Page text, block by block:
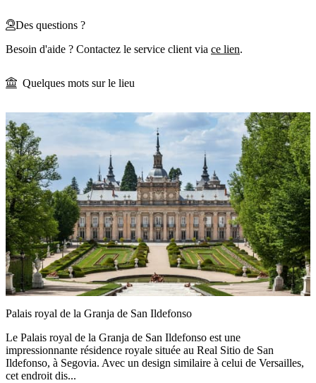
Des questions ?
Besoin d'aide ? Contactez le service client via ce lien.
Quelques mots sur le lieu
Palais royal de la Granja de San Ildefonso
Le Palais royal de la Granja de San Ildefonso est une
impressionnante résidence royale située au Real Sitio de San
Ildefonso, à Segovia. Avec un design similaire à celui de Versailles,
cet endroit dis...